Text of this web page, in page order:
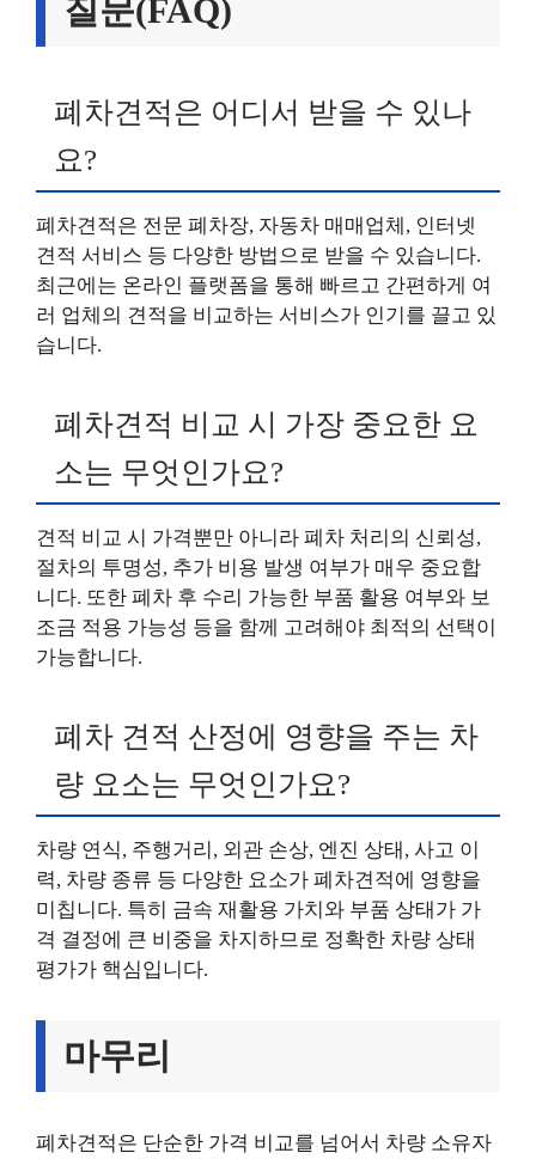
질문(FAQ)
폐차견적은 어디서 받을 수 있나
요?
폐차견적은 전문 폐차장, 자동차 매매업체, 인터넷
견적 서비스 등 다양한 방법으로 받을 수 있습니다.
최근에는 온라인 플랫폼을 통해 빠르고 간편하게 여
러 업체의 견적을 비교하는 서비스가 인기를 끌고 있
습니다.
폐차견적 비교 시 가장 중요한 요
소는 무엇인가요?
견적 비교 시 가격뿐만 아니라 폐차 처리의 신뢰성,
절차의 투명성, 추가 비용 발생 여부가 매우 중요합
니다. 또한 폐차 후 수리 가능한 부품 활용 여부와 보
조금 적용 가능성 등을 함께 고려해야 최적의 선택이
가능합니다.
폐차 견적 산정에 영향을 주는 차
량 요소는 무엇인가요?
차량 연식, 주행거리, 외관 손상, 엔진 상태, 사고 이
력, 차량 종류 등 다양한 요소가 폐차견적에 영향을
미칩니다. 특히 금속 재활용 가치와 부품 상태가 가
격 결정에 큰 비중을 차지하므로 정확한 차량 상태
평가가 핵심입니다.
마무리
폐차견적은 단순한 가격 비교를 넘어서 차량 소유자